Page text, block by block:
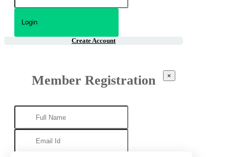
Create Account
Member Registration ×